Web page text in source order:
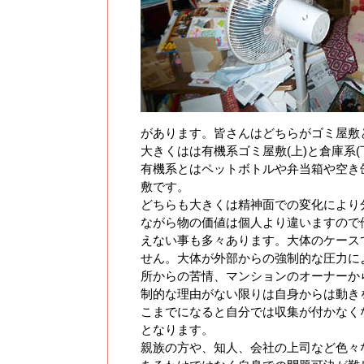
があります。皆さんはどちらがゴミ屋
大きくはは有機系ゴミ屋敷(上)と倉庫系
有機系とはペットボトルや弁当箱や空
敷です。
どちらも大きくは精神面での変化によ
ながら物の価値は個人より違いますの
えない事も多々あります。大体のケー
せん。大体が外部からの強制的な圧力
所からの苦情、マンションのオーナー
制的な理由がない限りは自身からは動
こまでになると自分では収集が付かな
となります。
親族の方や、知人、会社の上司など色